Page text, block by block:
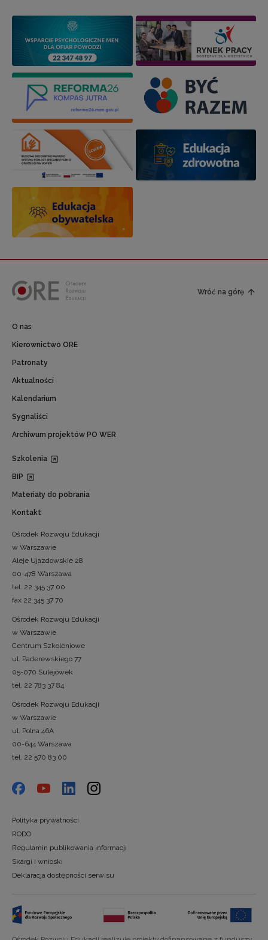
Wróć na górę
O nas
Kierownictwo ORE
Patronaty
Aktualności
Kalendarium
Sygnaliści
Archiwum projektów PO WER
Szkolenia
BIP
Materiały do pobrania
Kontakt
Ośrodek Rozwoju Edukacji
w Warszawie
Aleje Ujazdowskie 28
00-478 Warszawa
tel. 22 345 37 00
fax 22 345 37 70
Ośrodek Rozwoju Edukacji
w Warszawie
Centrum Szkoleniowe
ul. Paderewskiego 77
05-070 Sulejówek
tel. 22 783 37 84
Ośrodek Rozwoju Edukacji
w Warszawie
ul. Polna 46A
00-644 Warszawa
tel. 22 570 83 00
Polityka prywatności
RODO
Regulamin publikowania informacji
Skargi i wnioski
Deklaracja dostępności serwisu